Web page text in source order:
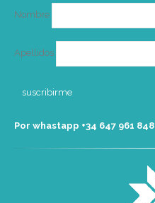
Nombre
Apellidos
Por whastapp +34 ‭647 961 848‬